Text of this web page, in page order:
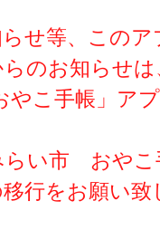
せ等、この
のお知らせ
やこ手帳」ア
らい市 おやこ
行をお願い